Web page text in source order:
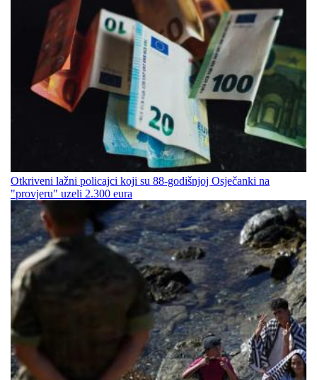
Otkriveni lažni policajci koji su 88-godišnjoj Osječanki na
"provjeru" uzeli 2.300 eura